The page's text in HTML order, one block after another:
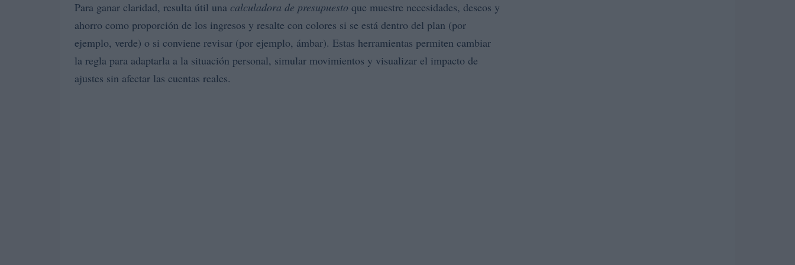
Para ganar claridad, resulta útil una calculadora de presupuesto que muestre necesidades, deseos y
ahorro como proporción de los ingresos y resalte con colores si se está dentro del plan (por
ejemplo, verde) o si conviene revisar (por ejemplo, ámbar). Estas herramientas permiten cambiar
la regla para adaptarla a la situación personal, simular movimientos y visualizar el impacto de
ajustes sin afectar las cuentas reales.